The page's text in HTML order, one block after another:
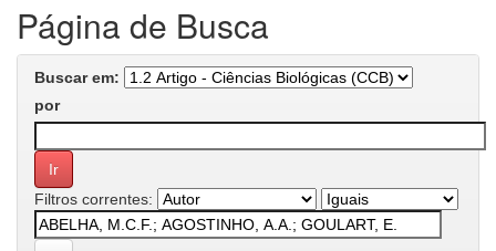
Página de Busca
Buscar em:
por
Filtros correntes: